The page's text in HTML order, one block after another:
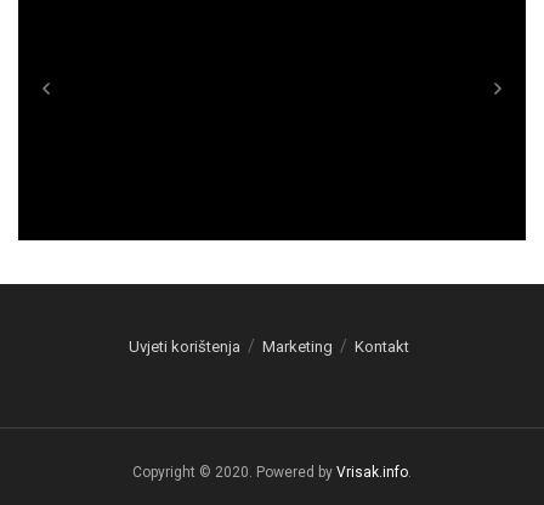
Uvjeti korištenja Marketing Kontakt
Copyright © 2020. Powered by Vrisak.info.